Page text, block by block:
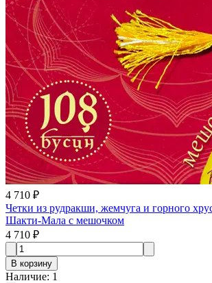
4 710 ₽
Четки из рудракши, жемчуга и горного
Шакти-Мала с мешочком
4 710 ₽
В корзину
Наличие: 1